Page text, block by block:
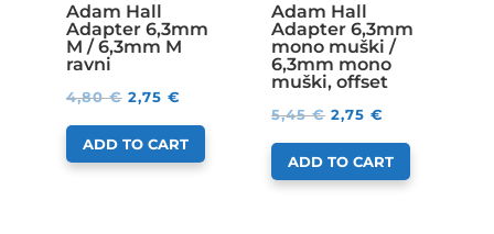
Adam Hall
Adapter 6,3mm
M / 6,3mm M
ravni
4,80€ 2,75 €
ADD TO CART
Adam Hall
Adapter 6,3mm
mono muški /
6,3mm mono
muški, offset
5,45€ 2,75€
ADD TO CART